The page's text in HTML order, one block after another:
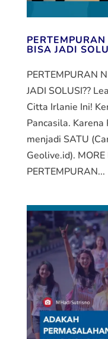
BISA JADI
PERTEMPURAN
JADI SOLUSI??
Citta Irlanie Ini!
Pancasila.
menjadi SATU
Geolive.id).
PERTEMPURAN...